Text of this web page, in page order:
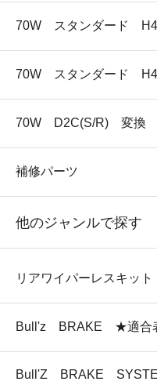
70W スタンダード
70W スタンダード
70W D2C(S/R) 変換
補修パーツ
他のジャンルで探す
リアワイパーレスキット
Bull'z BRAKE ★適合
Bull'Z BRAKE